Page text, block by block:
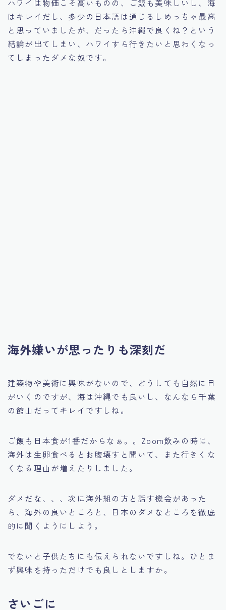
ハワイは物価こそ高いものの、ご飯も美味しいし、海
はキレイだし、多少の日本語は通じるしめっちゃ最高
と思っていましたが、だったら沖縄で良くね？という
結論が出てしまい、ハワイすら行きたいと思わくなっ
てしまったダメな奴です。
海外嫌いが思ったりも深刻だ
建築物や美術に興味がないので、どうしても自然に目
がいくのですが、海は沖縄でも良いし、なんなら千葉
の館山だってキレイですしね。
ご飯も日本食が1番だからなぁ。。Zoom飲みの時に、
海外は生卵食べるとお腹壊すと聞いて、また行きくな
くなる理由が増えたりしました。
ダメだな、、、次に海外組の方と話す機会があった
ら、海外の良いところと、日本のダメなところを徹底
的に聞くようにしよう。
でないと子供たちにも伝えられないですしね。ひとま
ず興味を持っただけでも良しとしますか。
さいごに